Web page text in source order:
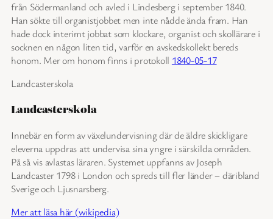
från Södermanland och avled i Lindesberg i september 1840.
Han sökte till organistjobbet men inte nådde ända fram. Han
hade dock interimt jobbat som klockare, organist och skollärare i
socknen en någon liten tid, varför en avskedskollekt bereds
honom. Mer om honom finns i protokoll 1840-05-17
Landcasterskola
Landcasterskola
Innebär en form av växelundervisning där de äldre skickligare
eleverna uppdras att undervisa sina yngre i särskilda områden.
På så vis avlastas läraren. Systemet uppfanns av Joseph
Landcaster 1798 i London och spreds till fler länder – däribland
Sverige och Ljusnarsberg.
Mer att läsa här (wikipedia)